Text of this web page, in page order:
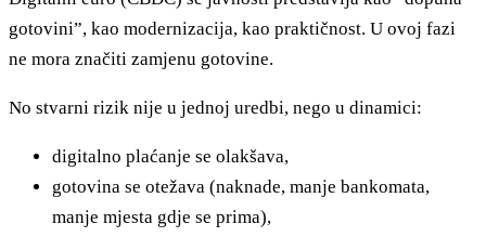
gotovini”, kao modernizacija, kao praktičnost. U ovoj fazi
ne mora značiti zamjenu gotovine.
No stvarni rizik nije u jednoj uredbi, nego u dinamici:
digitalno plaćanje se olakšava,
gotovina se otežava (naknade, manje bankomata,
manje mjesta gdje se prima),